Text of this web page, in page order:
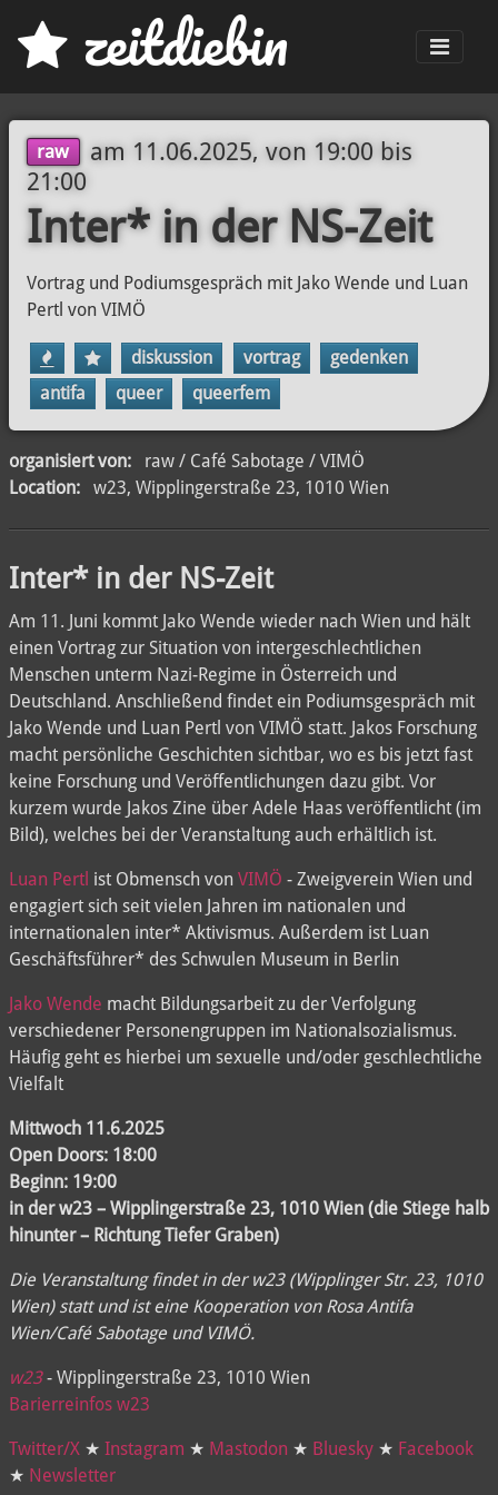
zeitdiebin
raw am 11.06.2025, von 19:00 bis
21:00
Inter* in der NS-Zeit
Vortrag und Podiumsgespräch mit Jako Wende und Luan
Pertl von VIMÖ
diskussion vortrag
gedenken
antifa
queer queerfem
organisiert von:
raw / Café Sabotage / VIMÖ
Location:
w23, Wipplingerstraße 23, 1010 Wien
Inter* in der NS-Zeit
Am 11. Juni kommt Jako Wende wieder nach Wien und hält
einen Vortrag zur Situation von intergeschlechtlichen
Menschen unterm Nazi-Regime in Österreich und
Deutschland. Anschließend findet ein Podiumsgespräch mit
Jako Wende und Luan Pertl von VIMÖ statt. Jakos Forschung
macht persönliche Geschichten sichtbar, wo es bis jetzt fast
keine Forschung und Veröffentlichungen dazu gibt. Vor
kurzem wurde Jakos Zine über Adele Haas veröffentlicht (im
Bild), welches bei der Veranstaltung auch erhältlich ist.
Luan Pertl ist Obmensch von VIMÖ - Zweigverein Wien und
engagiert sich seit vielen Jahren im nationalen und
internationalen inter* Aktivismus. Außerdem ist Luan
Geschäftsführer* des Schwulen Museum in Berlin
Jako Wende macht Bildungsarbeit zu der Verfolgung
verschiedener Personengruppen im Nationalsozialismus.
Häufig geht es hierbei um sexuelle und/oder geschlechtliche
Vielfalt
Mittwoch 11.6.2025
Open Doors: 18:00
Beginn: 19:00
in der w23 – Wipplingerstraße 23, 1010 Wien (die Stiege halb
hinunter – Richtung Tiefer Graben)
Die Veranstaltung findet in der w23 (Wipplinger Str. 23, 1010
Wien) statt und ist eine Kooperation von Rosa Antifa
Wien/Café Sabotage und VIMÖ.
w23- Wipplingerstraße 23, 1010 Wien
Barierreinfos w23
Twitter/X ★ Instagram ★ Mastodon ★ Bluesky ★ Facebook
★ Newsletter